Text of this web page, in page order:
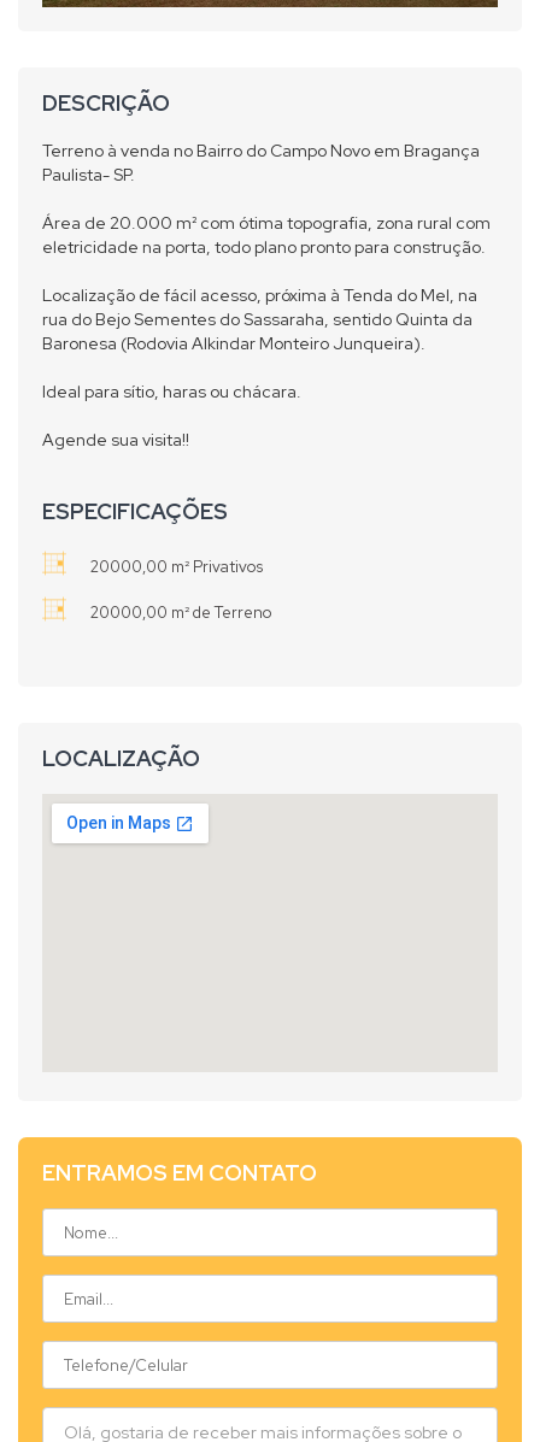
DESCRIÇÃO
Terreno à venda no Bairro do Campo Novo em Bragança
Paulista- SP.
Área de 20.000 m² com ótima topografia, zona rural com
eletricidade na porta, todo plano pronto para construção.
Localização de fácil acesso, próxima à Tenda do Mel, na
rua do Bejo Sementes do Sassaraha, sentido Quinta da
Baronesa (Rodovia Alkindar Monteiro Junqueira).
Ideal para sítio, haras ou chácara.
Agende sua visita!!
ESPECIFICAÇÕES
20000,00 m² Privativos
20000,00 m² de Terreno
LOCALIZAÇÃO
ENTRAMOS EM CONTATO